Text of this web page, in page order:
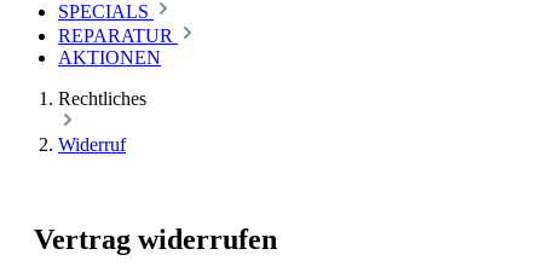
SPECIALS
REPARATUR
AKTIONEN
Rechtliches
Widerruf
Vertrag widerrufen